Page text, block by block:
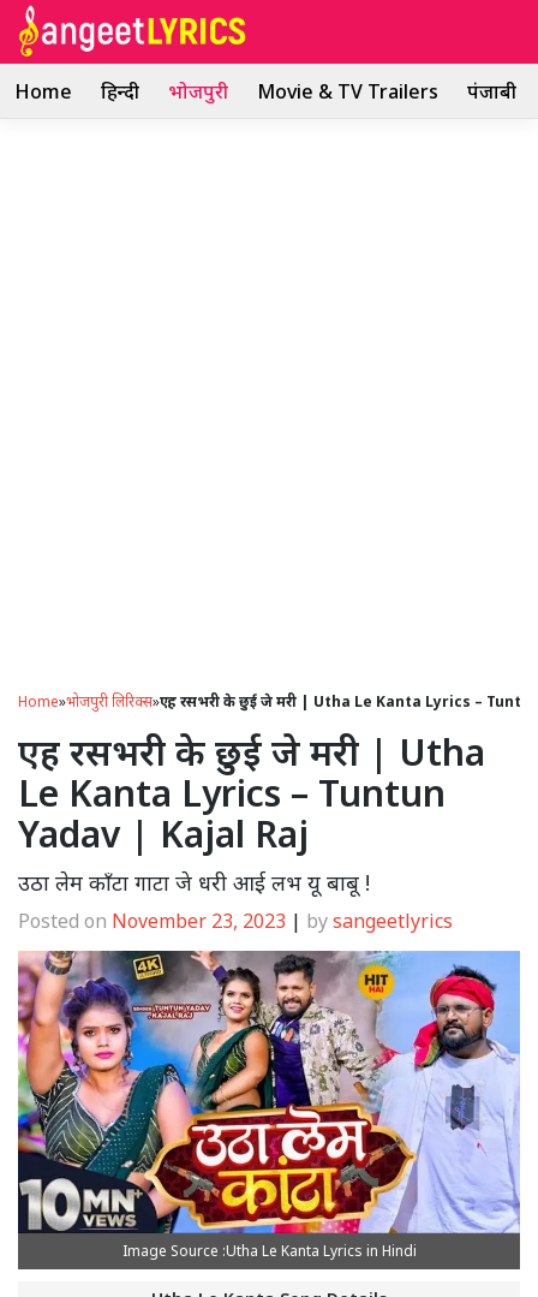
Skip
Home हिन्दी भोजपुरी Movie & TV Trailers पंजाबी
Home»भोजपुरी लिरिक्स»एह रसभरी के छुई जे मरी | Utha Le Kanta Lyrics –
एह रसभरी के छुई जे मरी | Utha
Le Kanta Lyrics – Tuntun
Yadav | Kajal Raj
उठा लेम काँटा गाटा जे धरी आई लभ यू बाबू !
Posted on November 23, 2023 | bysangeetlyrics
Image Source :Utha Le Kanta Lyrics in Hindi